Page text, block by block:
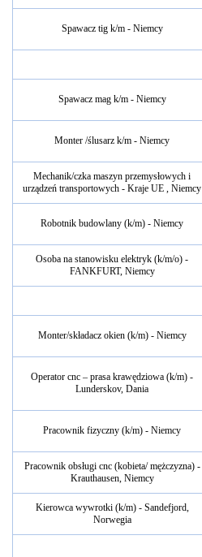
Spawacz tig k/m - Niemcy
Spawacz mag k/m - Niemcy
Monter /ślusarz k/m - Niemcy
Mechanik/czka maszyn przemysłowych i
urządzeń transportowych - Kraje UE , Niemcy
Robotnik budowlany (k/m) - Niemcy
Osoba na stanowisku elektryk (k/m/o) -
FANKFURT, Niemcy
Monter/składacz okien (k/m) - Niemcy
Operator cnc – prasa krawędziowa (k/m) -
Lunderskov, Dania
Pracownik fizyczny (k/m) - Niemcy
Pracownik obsługi cnc (kobieta/ mężczyzna) -
Krauthausen, Niemcy
Kierowca wywrotki (k/m) - Sandefjord,
Norwegia